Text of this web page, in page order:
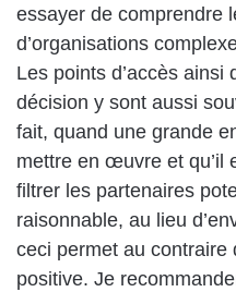
essayer de comprendre
d’organisations
Les points d’accès ainsi
décision y sont aussi
fait, quand une grande
mettre en œuvre et qu’il
filtrer les partenaires
raisonnable, au lieu
ceci permet au contraire
positive. Je